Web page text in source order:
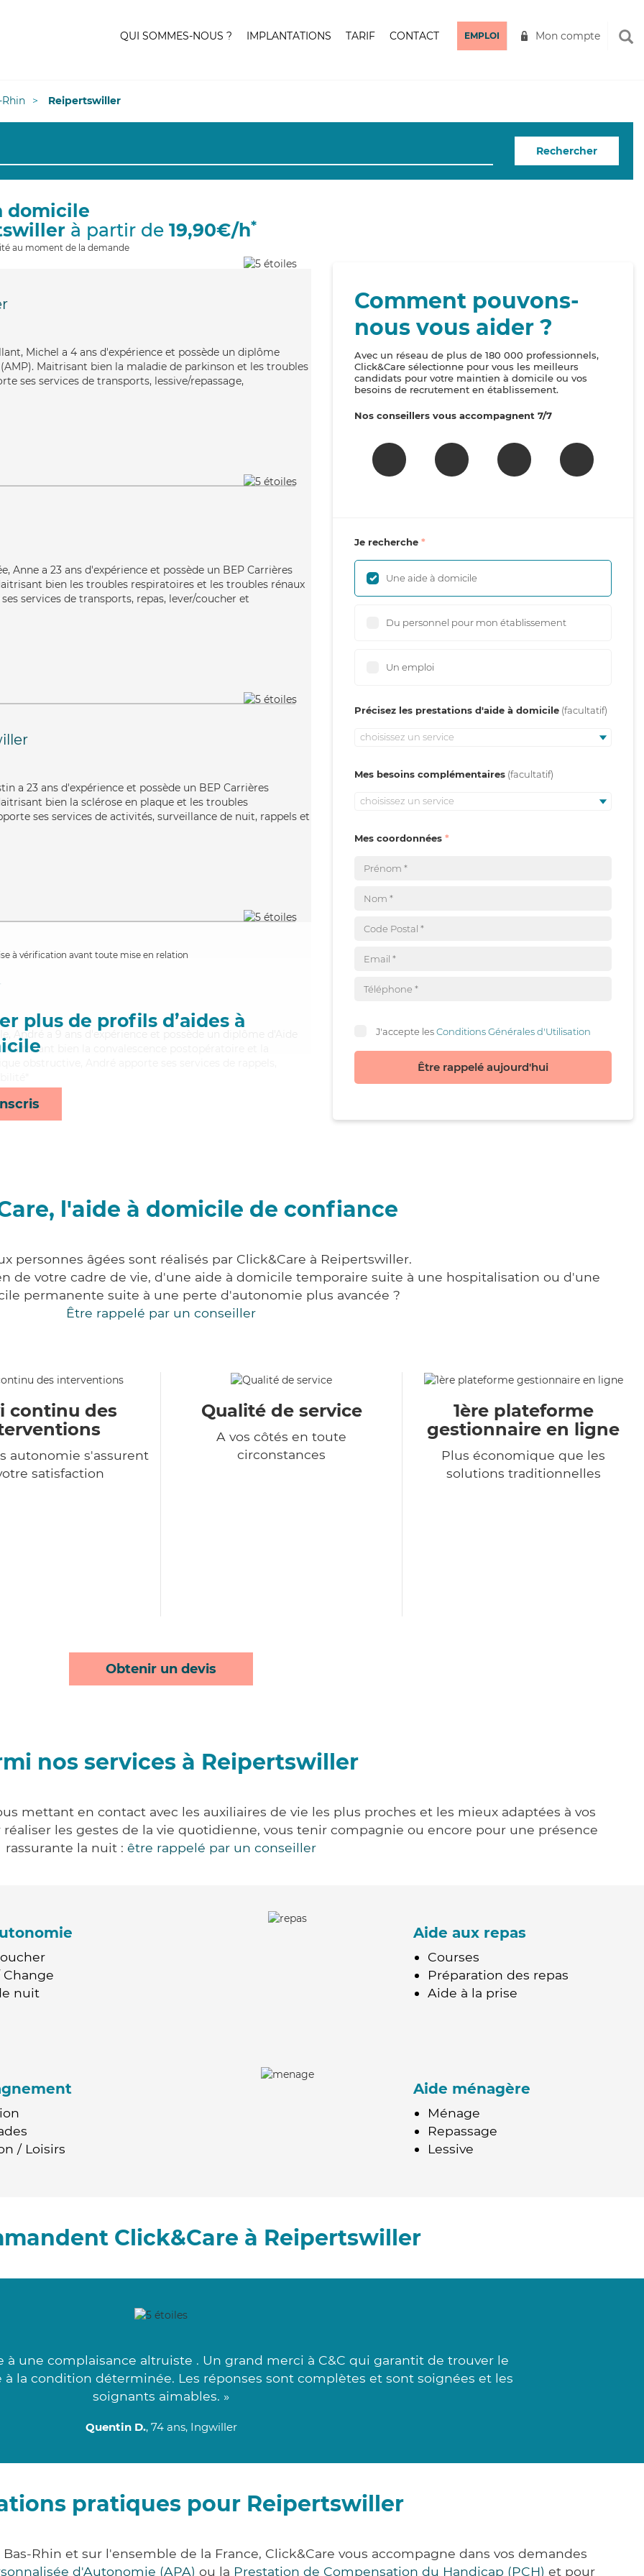
QUI SOMMES-NOUS ? IMPLANTATIONS TARIF CONTACT EMPLOI Mon compte
Rhin Reipertswiller
Rechercher
domicile
à partir de 19,90€/h*
au moment de la demande
Michel a 4 ans d'expérience et possède un diplôme
Maitrisant bien la maladie de parkinson et les troubles
ses services de transports, lessive/repassage,
Anne a 23 ans d'expérience et possède un BEP Carrières
bien les troubles respiratoires et les troubles rénaux
services de transports, repas, lever/coucher et
a 23 ans d'expérience et possède un BEP Carrières
bien la sclérose en plaque et les troubles
ses services de activités, surveillance de nuit, rappels et
à vérification avant toute mise en relation
plus de profils d’aides à
André a 9 ans d'expérience et possède un diplôme d'Aide
Maitrisant bien la convalescence postopératoire et la
Comment pouvons-
nous vous aider ?
Avec un réseau de plus de 180 000 professionnels,
Click&Care sélectionne pour vous les meilleurs
candidats pour votre maintien à domicile ou vos
besoins de recrutement en établissement.
Nos conseillers vous accompagnent 7/7
Je recherche
Une aide à domicile
Du personnel pour mon établissement
Un emploi
Précisez les prestations d'aide à domicile
choisissez un service
Mes besoins complémentaires
choisissez un service
Mes coordonnées
J'accepte lesConditions Générales d'Utilisation
Être rappelé aujourd'hui
l'aide à domicile de confiance
personnes âgées sont réalisés par Click&Care à Reipertswiller.
de votre cadre de vie, d'une aide à domicile temporaire suite à une hospitalisation ou d'une
permanente suite à une perte d'autonomie plus avancée ?
Être rappelé par un conseiller
continu des
autonomie s'assurent
satisfaction
Qualité de service
A vos côtés en toute
circonstances
1ère plateforme
gestionnaire en ligne
Plus économique que les
solutions traditionnelles
Obtenir un devis
nos services à Reipertswiller
mettant en contact avec les auxiliaires de vie les plus proches et les mieux adaptées à vos
les gestes de la vie quotidienne, vous tenir compagnie ou encore pour une présence
rassurante la nuit : être rappelé par un conseiller
nuit
Aide aux repas
Courses
Préparation des repas
Aide à la prise
/ Loisirs
Aide ménagère
Ménage
Repassage
Lessive
Click&Care à Reipertswiller
à une complaisance altruiste . Un grand merci à C&C qui garantit de trouver le
la condition déterminée. Les réponses sont complètes et sont soignées et les
soignants aimables. »
Quentin D., 74 ans, Ingwiller
pratiques pour Reipertswiller
Rhin et sur l'ensemble de la France, Click&Care vous accompagne dans vos demandes
d'Autonomie (APA) ou la Prestation de Compensation du Handicap (PCH) et pour